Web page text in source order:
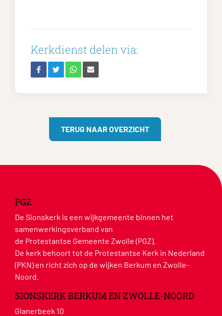
Kerkdienst delen via:
TERUG NAAR OVERZICHT
PGZ
De Sionskerk is een wijkgemeente binnen het
samenwerkingsverband van
de Protestantse Gemeente Zwolle (PGZ).
De kerk behoort tot de Protestantse Kerk in Nederland
(PKN) en richt zich op de wijken Berkum en Zwolle-
Noord.
SIONSKERK BERKUM EN ZWOLLE-NOORD
Glanerbeek 10